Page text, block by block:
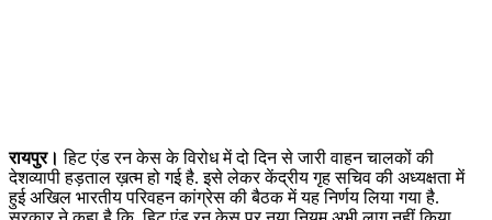
रायपुर। हिट एंड रन केस के विरोध में दो दिन से जारी वाहन चालकों की
देशव्यापी हड़ताल ख़त्म हो गई है. इसे लेकर केंद्रीय गृह सचिव की अध्यक्षता में
हुई अखिल भारतीय परिवहन कांग्रेस की बैठक में यह निर्णय लिया गया है.